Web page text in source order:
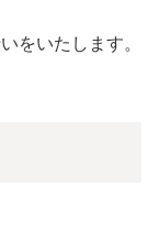
をいたします。